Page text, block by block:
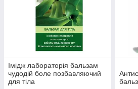
Імідж лабораторія бальзам
чудодій боле позбавляючий
для тіла